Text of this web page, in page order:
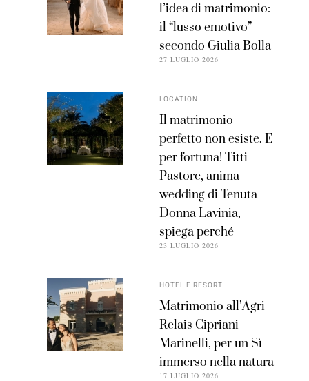
l’idea di matrimonio:
il “lusso emotivo”
secondo Giulia Bolla
27 LUGLIO 2026
LOCATION
Il matrimonio
perfetto non esiste. E
per fortuna! Titti
Pastore, anima
wedding di Tenuta
Donna Lavinia,
spiega perché
23 LUGLIO 2026
HOTEL E RESORT
Matrimonio all’Agri
Relais Cipriani
Marinelli, per un Sì
immerso nella natura
17 LUGLIO 2026